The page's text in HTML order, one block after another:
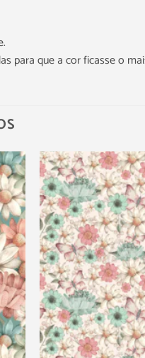
para que a cor ficasse o
+